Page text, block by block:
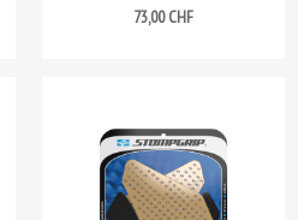
Prix
73,00 CHF